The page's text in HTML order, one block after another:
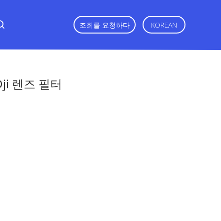
조회를 요청하다 KOREAN
렌즈 필터